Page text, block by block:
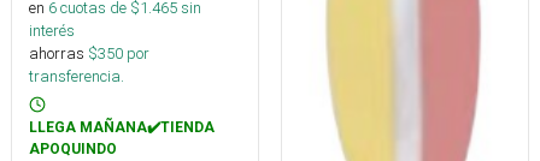
en 6cuotas de $1.465sin
interés
ahorras $350 por
transferencia.
LLEGA MAÑANA✔️TIENDA
APOQUINDO